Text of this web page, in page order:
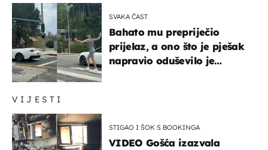
VIJESTI
STIGAO I ŠOK S BOOKINGA
VIDEO Gošća izazvala
SVAKA ČAST
Bahato mu prepriječio
prijelaz, a ono što je pješak
napravio oduševilo je